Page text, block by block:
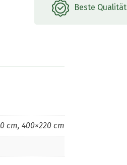
Beste Qualität
cm, 400×220 cm